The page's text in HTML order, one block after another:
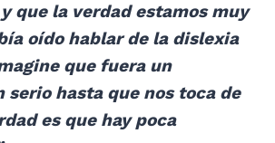
que la verdad estamos muy
oído hablar de la dislexia
que fuera un
serio hasta que nos toca de
es que hay poca